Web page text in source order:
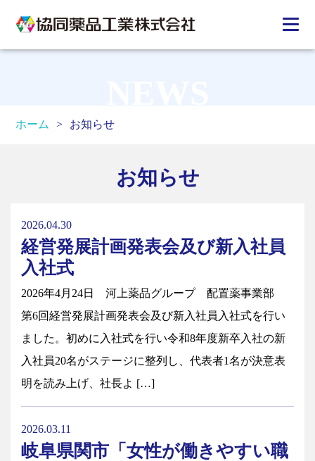
ホーム > お知らせ
お知らせ
2026.04.30
経営発展計画発表会及び新入社員
入社式
2026年4月24日 河上薬品グループ 配置薬事業部
第6回経営発展計画発表会及び新入社員入社式を行い
ました。初めに入社式を行い令和8年度新卒入社の新
入社員20名がステージに整列し、代表者1名が決意表
明を読み上げ、社長よ […]
2026.03.11
岐阜県関市「女性が働きやすい職